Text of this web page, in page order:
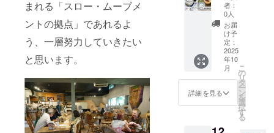
まれる「スロー・ムーブメ
ントの拠点」であれるよ
う、一層努力していきたい
と思います。
ショッ
プス
ペース
・内容
鳥のお
話し
(鳥って
なぁ
箱って
なぁ
施しま
す。 ※
参加が
難しい
場合は
録画を
後日お
送りし
ます。
詳細は
ム」デ
ザート
教室 参
加券
（食材
費含
む）ワ
ンドリ
ンク付
き 〜コ
ルの健
者：
0人
お届
け予
定：
2025
年10
月
詳細を見る
こ
の
リ
タ
ー
ン
を
選
択
す
る